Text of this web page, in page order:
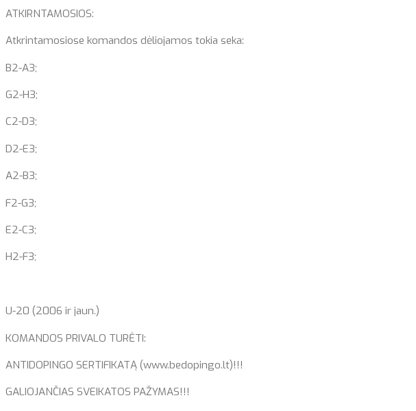
ATKIRNTAMOSIOS:
Atkrintamosiose komandos dėliojamos tokia seka:
B2-A3;
G2-H3;
C2-D3;
D2-E3;
A2-B3;
F2-G3;
E2-C3;
H2-F3;
U-20 (2006 ir jaun.)
KOMANDOS PRIVALO TURĖTI:
ANTIDOPINGO SERTIFIKATĄ (www.bedopingo.lt)!!!
GALIOJANČIAS SVEIKATOS PAŽYMAS!!!